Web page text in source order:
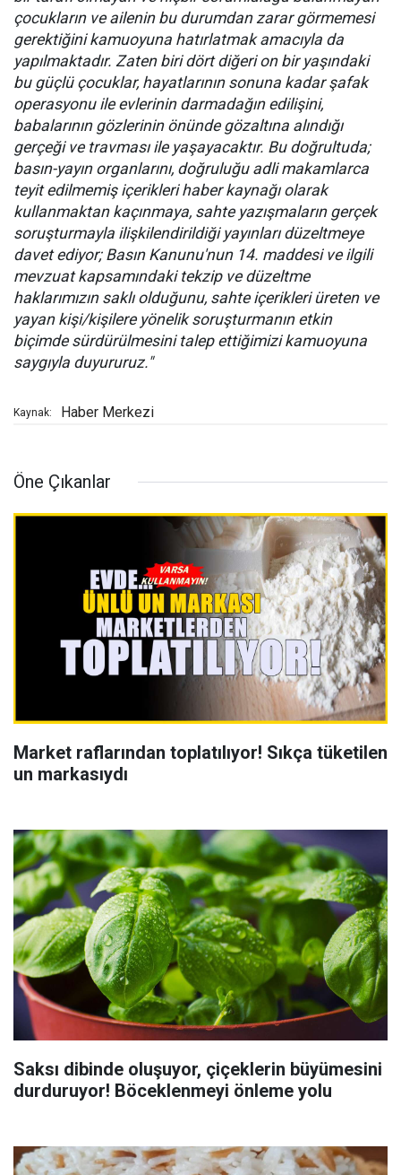
çocukların ve ailenin bu durumdan zarar görmemesi
gerektiğini kamuoyuna hatırlatmak amacıyla da
yapılmaktadır. Zaten biri dört diğeri on bir yaşındaki
bu güçlü çocuklar, hayatlarının sonuna kadar şafak
operasyonu ile evlerinin darmadağın edilişini,
babalarının gözlerinin önünde gözaltına alındığı
gerçeği ve travması ile yaşayacaktır. Bu doğrultuda;
basın-yayın organlarını, doğruluğu adli makamlarca
teyit edilmemiş içerikleri haber kaynağı olarak
kullanmaktan kaçınmaya, sahte yazışmaların gerçek
soruşturmayla ilişkilendirildiği yayınları düzeltmeye
davet ediyor; Basın Kanunu'nun 14. maddesi ve ilgili
mevzuat kapsamındaki tekzip ve düzeltme
haklarımızın saklı olduğunu, sahte içerikleri üreten ve
yayan kişi/kişilere yönelik soruşturmanın etkin
biçimde sürdürülmesini talep ettiğimizi kamuoyuna
saygıyla duyururuz."
Kaynak: Haber Merkezi
Öne Çıkanlar
Market raflarından toplatılıyor! Sıkça tüketilen
un markasıydı
Saksı dibinde oluşuyor, çiçeklerin büyümesini
durduruyor! Böceklenmeyi önleme yolu